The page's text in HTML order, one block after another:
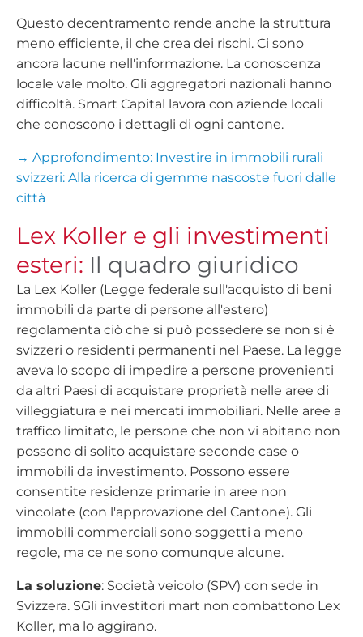
Questo decentramento rende anche la struttura
meno efficiente, il che crea dei rischi. Ci sono
ancora lacune nell'informazione. La conoscenza
locale vale molto. Gli aggregatori nazionali hanno
difficoltà. Smart Capital lavora con aziende locali
che conoscono i dettagli di ogni cantone.
→ Approfondimento: Investire in immobili rurali
svizzeri: Alla ricerca di gemme nascoste fuori dalle
città
Lex Koller e gli investimenti
esteri: Il quadro giuridico
La Lex Koller (Legge federale sull'acquisto di beni
immobili da parte di persone all'estero)
regolamenta ciò che si può possedere se non si è
svizzeri o residenti permanenti nel Paese. La legge
aveva lo scopo di impedire a persone provenienti
da altri Paesi di acquistare proprietà nelle aree di
villeggiatura e nei mercati immobiliari. Nelle aree a
traffico limitato, le persone che non vi abitano non
possono di solito acquistare seconde case o
immobili da investimento. Possono essere
consentite residenze primarie in aree non
vincolate (con l'approvazione del Cantone). Gli
immobili commerciali sono soggetti a meno
regole, ma ce ne sono comunque alcune.
La soluzione: Società veicolo (SPV) con sede in
Svizzera. SGli investitori mart non combattono Lex
Koller, ma lo aggirano.